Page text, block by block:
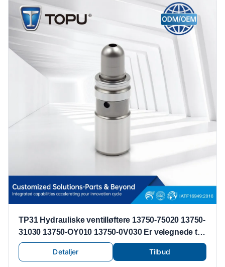
TP31 Hydrauliske ventilløftere 13750-75020 13750-
31030 13750-OY010 13750-0V030 Er velegnede til
Toyota Lexus ventilløftere
Detaljer
Tilbud